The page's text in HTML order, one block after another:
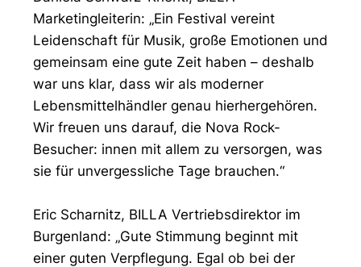
Marketingleiterin: „Ein Festival vereint
Leidenschaft für Musik, große Emotionen und
gemeinsam eine gute Zeit haben – deshalb
war uns klar, dass wir als moderner
Lebensmittelhändler genau hierhergehören.
Wir freuen uns darauf, die Nova Rock-
Besucher: innen mit allem zu versorgen, was
sie für unvergessliche Tage brauchen.“
Eric Scharnitz, BILLA Vertriebsdirektor im
Burgenland: „Gute Stimmung beginnt mit
einer guten Verpflegung. Egal ob bei der